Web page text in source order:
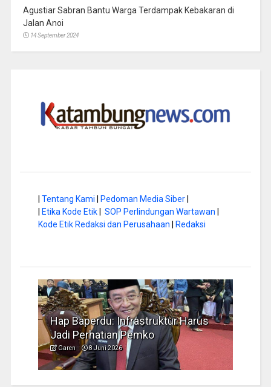
Agustiar Sabran Bantu Warga Terdampak Kebakaran di
Jalan Anoi
14 September 2024
Tentang Kami Pedoman Media Siber|
Etika Kode Etik| SOP Perlindungan Wartawan
Kode Etik Redaksi dan Perusahaan
Redaksi
Hap Baperdu: Infrastruktur Harus
Jadi Perhatian Pemko
Garen 8 Juni 2026